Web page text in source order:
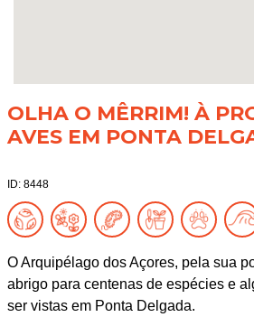
OLHA O MÊRRIM! À
AVES EM PONTA
ID: 8448
O Arquipélago dos Açores, pela sua
abrigo para centenas de espécies e
ser vistas em Ponta Delgada.